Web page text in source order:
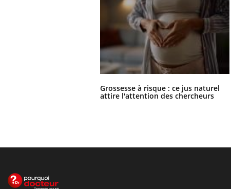
Grossesse à risque : ce jus naturel
attire l'attention des chercheurs